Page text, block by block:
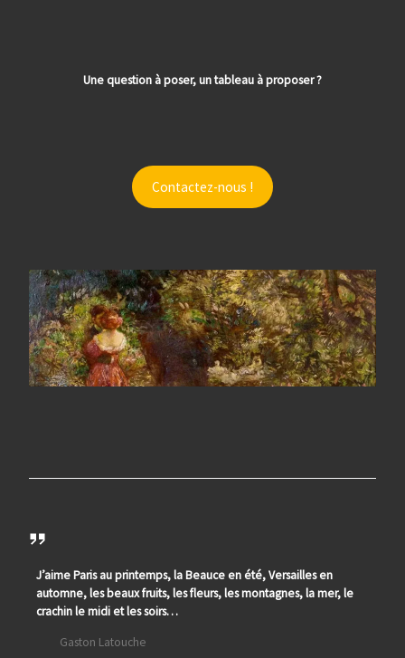
Une question à poser, un tableau à proposer ?
Contactez-nous !
J’aime Paris au printemps, la Beauce en été, Versailles en
automne, les beaux fruits, les fleurs, les montagnes, la mer, le
crachin le midi et les soirs…
Gaston Latouche